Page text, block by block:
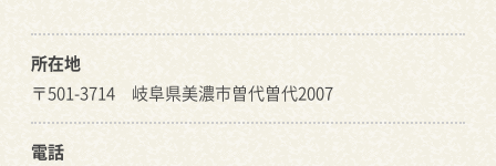
所在地
〒501-3714 岐阜県美濃市曽代曽代2007
電話